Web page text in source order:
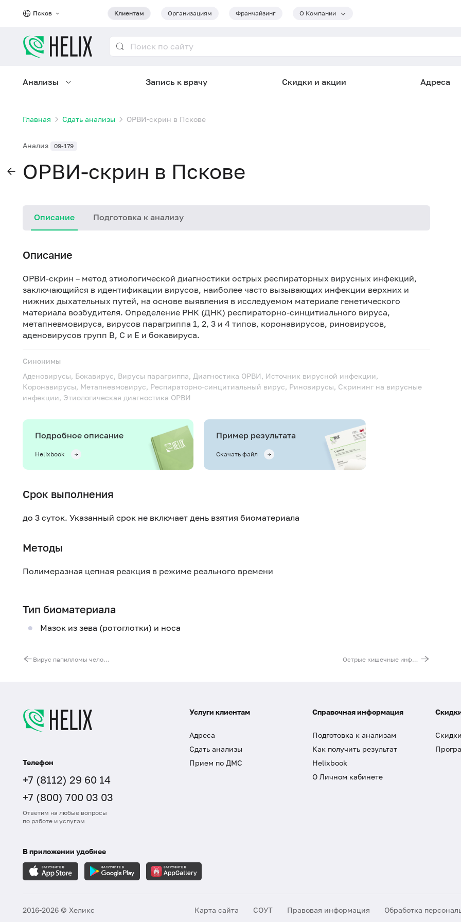
Псков Клиентам Организациям Франчайзинг О Компании
Анализы Запись к врачу Скидки и акции Адреса
Главная Сдать анализы ОРВИ-скрин в Пскове
Анализ 09-179
ОРВИ-скрин в Пскове
Описание Подготовка к анализу
Описание
ОРВИ-скрин – метод этиологической диагностики острых респираторных вирусных инфекций,
заключающийся в идентификации вирусов, наиболее часто вызывающих инфекции верхних и
нижних дыхательных путей, на основе выявления в исследуемом материале генетического
материала возбудителя. Определение РНК (ДНК) респираторно-синцитиального вируса,
метапневмовируса, вирусов парагриппа 1, 2, 3 и 4 типов, коронавирусов, риновирусов,
аденовирусов групп B, C и E и бокавируса.
Синонимы
Аденовирусы, Бокавирус, Вирусы парагриппа, Диагностика ОРВИ, Источник вирусной инфекции,
Коронавирусы, Метапневмовирус, Респираторно-синцитиальный вирус, Риновирусы, Скрининг на вирусные
инфекции, Этиологическая диагностика ОРВИ
Подробное описание
Helixbook
Пример результата
Скачать файл
Срок выполнения
до 3 суток. Указанный срок не включает день взятия биоматериала
Методы
Полимеразная цепная реакция в режиме реального времени
Тип биоматериала
Мазок из зева (ротоглотки) и носа
Вирус папилломы человека (Human Papillomavirus) высокого канцерогенного риска (16, 18, 31, 33, 35, 39, 45, 51, 52, 56, 58, 59, 68), Digene-тест Острые кишечные инфекции (Rotavirus A, Norovirus II, Astrovirus)
За 3-
из
Телефон
+7 (8112) 29 60 14
+7 (800) 700 03 03
Ответим на любые вопросы
по работе и услугам
Услуги клиентам
Адреса
Сдать анализы
Прием по ДМС
Справочная информация
Подготовка к анализам
Как получить результат
Helixbook
О Личном кабинете
В приложении удобнее
2016-2026 © Хеликс Карта сайта СОУТ Правовая информация Обработка